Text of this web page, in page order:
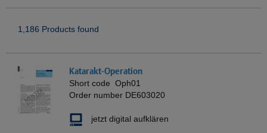
1,186 Products found
Katarakt-Operation
Short code Oph01
Order number DE603020
jetzt digital aufklären